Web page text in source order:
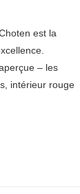
est la
– les
intérieur rouge